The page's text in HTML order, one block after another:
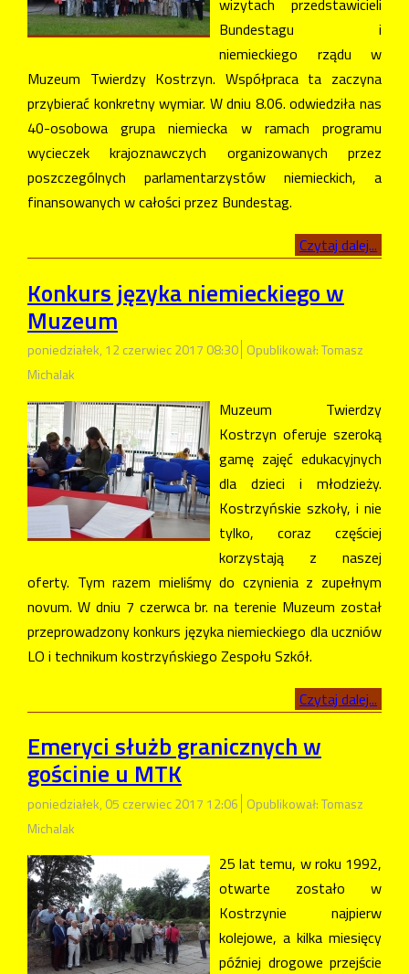
wizytach przedstawicieli
Bundestagu i
niemieckiego rządu w
Muzeum Twierdzy Kostrzyn. Współpraca ta zaczyna
przybierać konkretny wymiar. W dniu 8.06. odwiedziła nas
40-osobowa grupa niemiecka w ramach programu
wycieczek krajoznawczych organizowanych przez
poszczególnych parlamentarzystów niemieckich, a
finansowanych w całości przez Bundestag.
Czytaj dalej...
Konkurs języka niemieckiego w
Muzeum
poniedziałek, 12 czerwiec 2017 08:30 Opublikował: Tomasz
Michalak
Muzeum Twierdzy
Kostrzyn oferuje szeroką
gamę zajęć edukacyjnych
dla dzieci i młodzieży.
Kostrzyńskie szkoły, i nie
tylko, coraz częściej
korzystają z naszej
oferty. Tym razem mieliśmy do czynienia z zupełnym
novum. W dniu 7 czerwca br. na terenie Muzeum został
przeprowadzony konkurs języka niemieckiego dla uczniów
LO i technikum kostrzyńskiego Zespołu Szkół.
Czytaj dalej...
Emeryci służb granicznych w
gościnie u MTK
poniedziałek, 05 czerwiec 2017 12:06 Opublikował: Tomasz
Michalak
25 lat temu, w roku 1992,
otwarte zostało w
Kostrzynie najpierw
kolejowe, a kilka miesięcy
później drogowe przejście